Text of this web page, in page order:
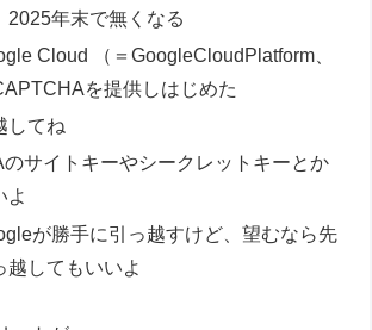
2025年末で無くなる
Cloud （＝GoogleCloudPlatform、
を提供しはじめた
してね
サイトキーやシークレットキーとか
よ
が勝手に引っ越すけど、望むなら先
越してもいいよ